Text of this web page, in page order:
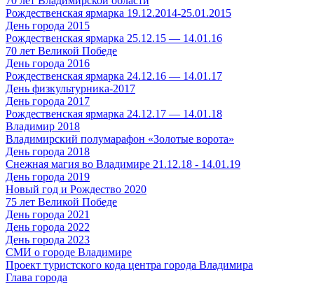
Рождественская ярмарка 19.12.2014-25.01.2015
День города 2015
Рождественская ярмарка 25.12.15 — 14.01.16
70 лет Великой Победе
День города 2016
Рождественская ярмарка 24.12.16 — 14.01.17
День физкультурника-2017
День города 2017
Рождественская ярмарка 24.12.17 — 14.01.18
Владимир 2018
Владимирский полумарафон «Золотые ворота»
День города 2018
Снежная магия во Владимире 21.12.18 - 14.01.19
День города 2019
Новый год и Рождество 2020
75 лет Великой Победе
День города 2021
День города 2022
День города 2023
СМИ о городе Владимире
Проект туристского кода центра города Владимира
Глава города